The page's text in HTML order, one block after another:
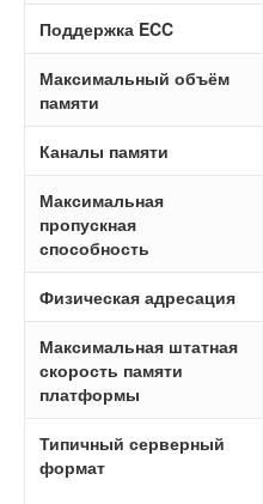
Поддержка ECC
Максимальный объём
памяти
Каналы памяти
Максимальная
пропускная
способность
Физическая адресация
Максимальная штатная
скорость памяти
платформы
Типичный серверный
формат